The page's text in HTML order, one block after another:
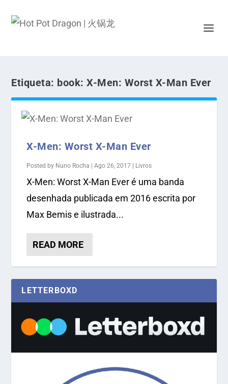
Etiqueta: book: X-Men: Worst X-Man Ever
X-Men: Worst X-Man Ever
Posted by Nuno Rocha |Ago 26, 2017 Livros
X-Men: Worst X-Man Ever é uma banda
desenhada publicada em 2016 escrita por
Max Bemis e ilustrada...
READ MORE
LETTERBOXD